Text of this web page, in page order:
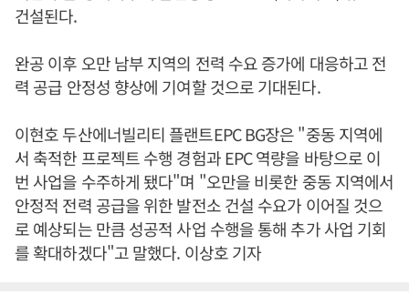
건설된다.
완공 이후 오만 남부 지역의 전력 수요 증가에 대응하고 전
력 공급 안정성 향상에 기여할 것으로 기대된다.
이현호 두산에너빌리티 플랜트EPC BG장은 "중동 지역에
서 축적한 프로젝트 수행 경험과 EPC 역량을 바탕으로 이
번 사업을 수주하게 됐다"며 "오만을 비롯한 중동 지역에서
안정적 전력 공급을 위한 발전소 건설 수요가 이어질 것으
로 예상되는 만큼 성공적 사업 수행을 통해 추가 사업 기회
를 확대하겠다"고 말했다. 이상호 기자